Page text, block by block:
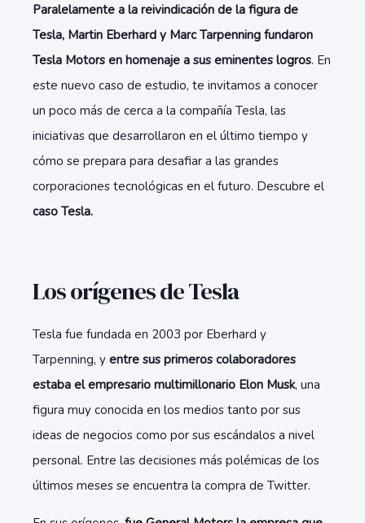
Paralelamente a la reivindicación de la figura de
Tesla, Martin Eberhard y Marc Tarpenning fundaron
Tesla Motors en homenaje a sus eminentes logros. En
este nuevo caso de estudio, te invitamos a conocer
un poco más de cerca a la compañía Tesla, las
iniciativas que desarrollaron en el último tiempo y
cómo se prepara para desafiar a las grandes
corporaciones tecnológicas en el futuro. Descubre el
caso Tesla.
Los orígenes de Tesla
Tesla fue fundada en 2003 por Eberhard y
Tarpenning, y entre sus primeros colaboradores
estaba el empresario multimillonario Elon Musk, una
figura muy conocida en los medios tanto por sus
ideas de negocios como por sus escándalos a nivel
personal. Entre las decisiones más polémicas de los
últimos meses se encuentra la compra de Twitter.